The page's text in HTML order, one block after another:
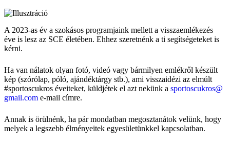
A 2023-as év a szokásos programjaink mellett a visszaemlékezés
éve is lesz az SCE életében. Ehhez szeretnénk a ti segítségeteket is
kérni.
Ha van nálatok olyan fotó, videó vagy bármilyen emlékről készült
kép (szórólap, póló, ajándéktárgy stb.), ami visszaidézi az elmúlt
#sportoscukros éveiteket, küldjétek el azt nekünk a sportoscukros@
gmail.com e-mail címre.
Annak is örülnénk, ha pár mondatban megosztanátok velünk, hogy
melyek a legszebb élményeitek egyesületünkkel kapcsolatban.